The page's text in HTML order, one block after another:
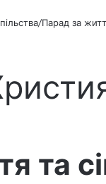
/Парад за
та